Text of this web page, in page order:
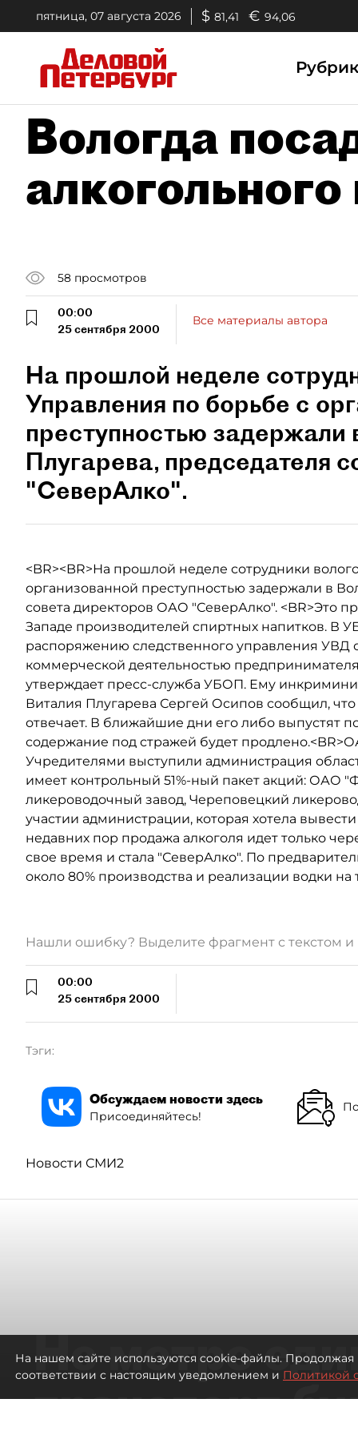
пятница, 07 августа 2026 $ 81,41 € 94,06
Вологда
58 просмотров
00:00
25 сентября 2000
Все материалы автора
На прошлой неделе
Управления по борьбе с
преступностью задержали
Плугарева, председателя
"СеверАлко".
<BR><BR>На прошлой неделе сотрудники
организованной преступностью задержали в
совета директоров ОАО "СеверАлко". <BR>Это
Западе производителей спиртных напитков. В
распоряжению следственного управления УВД
коммерческой деятельностью
утверждает пресс-служба УБОП. Ему
Виталия Плугарева Сергей Осипов сообщил,
отвечает. В ближайшие дни его либо выпустят
содержание под стражей будет
Учредителями выступили администрация
имеет контрольный 51%-ный пакет акций: ОАО
ликероводочный завод, Череповецкий
участии администрации, которая хотела
недавних пор продажа алкоголя идет только
свое время и стала "СеверАлко". По
около 80% производства и реализации водки
Нашли ошибку? Выделите фрагмент с текстом
00:00
25 сентября 2000
Тэги:
Обсуждаем новости здесь
Присоединяйтесь!
Новости СМИ2
Не метро
транспорт
На нашем сайте используются cookie-файлы. Продолжая
соответствии с настоящим уведомлением и Политикой